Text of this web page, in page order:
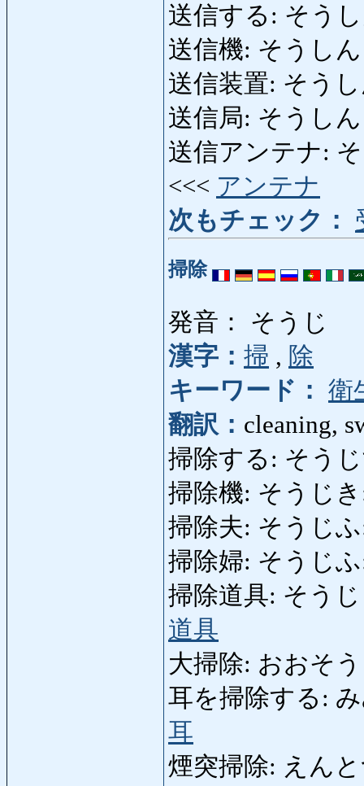
送信する: そうし
送信機: そうし
送信装置: そう
送信局: そうし
送信アンテナ:
<<< アンテナ
次もチェック：
掃除
発音： そうじ
漢字： 掃 , 除
キーワード： 衛
翻訳： cleaning,
掃除する: そうじ
掃除機: そうじき
掃除夫: そうじふ
掃除婦: そうじ
掃除道具: そうじ
道具
大掃除: おおそ
耳を掃除する: み
耳
煙突掃除: えんと